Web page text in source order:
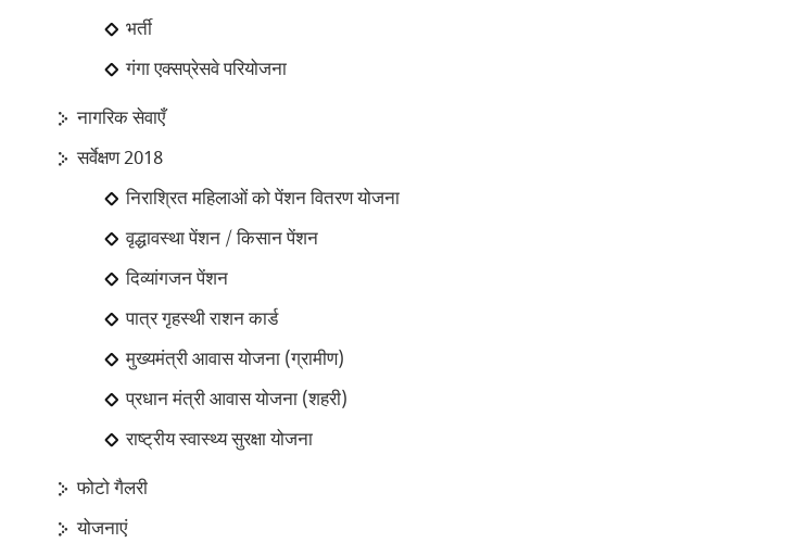
भर्ती
गंगा एक्सप्रेसवे परियोजना
नागरिक सेवाएँ
सर्वेक्षण 2018
निराश्रित महिलाओं को पेंशन वितरण योजना
वृद्धावस्था पेंशन / किसान पेंशन
दिव्यांगजन पेंशन
पात्र गृहस्थी राशन कार्ड
मुख्यमंत्री आवास योजना (ग्रामीण)
प्रधान मंत्री आवास योजना (शहरी)
राष्ट्रीय स्वास्थ्य सुरक्षा योजना
फोटो गैलरी
योजनाएं